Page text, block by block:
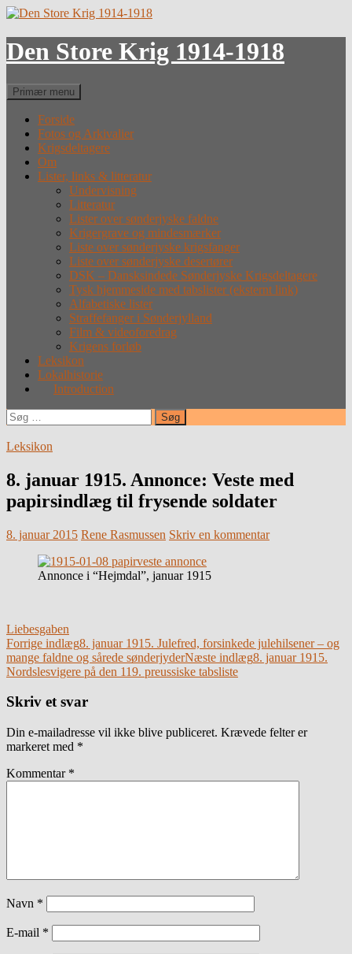
Hop
indhold
Den Store Krig 1914-1918
Søg
Primær menu
Forside
Fotos og Arkivalier
Krigsdeltagere
Om
Lister, links & litteratur
Undervisning
Litteratur
Lister over sønderjyske faldne
Krigergrave og mindesmærker
Liste over sønderjyske krigsfanger
Liste over sønderjyske desertører
DSK – Dansksindede Sønderjyske Krigsdeltagere
Tysk hjemmeside med tabslister (eksternt link)
Alfabetiske lister
Straffefanger i Sønderjylland
Film & videoforedrag
Krigens forløb
Leksikon
Lokalhistorie
Introduction
Søg
efter:
Leksikon
8. januar 1915. Annonce: Veste med
papirsindlæg til frysende soldater
8. januar 2015 Rene Rasmussen Skriv en kommentar
Annonce i “Hejmdal”, januar 1915
Liebesgaben
Indlægsnavigation
Forrige indlæg8. januar 1915. Julefred, forsinkede julehilsener – og
mange faldne og sårede sønderjyderNæste indlæg8. januar 1915.
Nordslesvigere på den 119. preussiske tabsliste
Skriv et svar
Din e-mailadresse vil ikke blive publiceret. Krævede felter er
markeret med *
Kommentar *
Navn *
E-mail *